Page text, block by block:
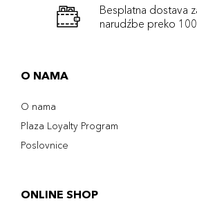
Besplatna dostava
narudźbe preko
O NAMA
O nama
Plaza Loyalty Program
Poslovnice
ONLINE SHOP